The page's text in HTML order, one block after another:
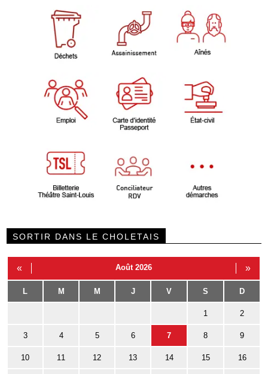
SORTIR DANS LE CHOLETAIS
« Août 2026 »
L M M J V S D
1 2
3 4 5 6 7 8 9
10 11 12 13 14 15 16